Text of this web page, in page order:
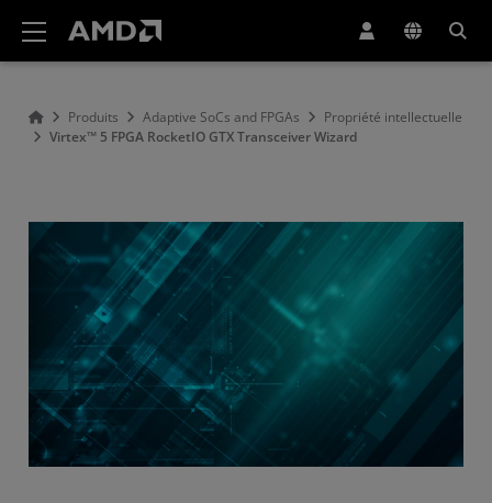
Produits Adaptive SoCs and FPGAs
Propriété intellectuelle
Virtex™ 5 FPGA RocketIO GTX Transceiver Wizard